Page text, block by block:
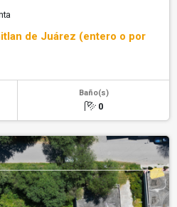
de Juárez (entero o por
Baño(s)
0